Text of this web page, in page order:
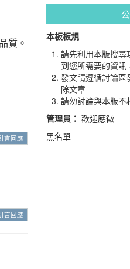
質。
言回應
言回應
本板板規
請先利用本版搜尋
到您所需要的資訊
發文請遵循討論區
除文章
請勿討論與本版不
管理員： 歡迎應徵
黑名單